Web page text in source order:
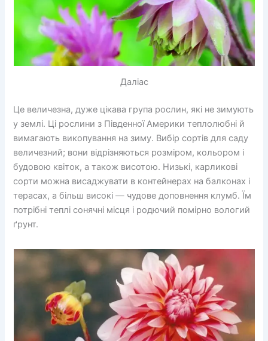
Даліас
Це величезна, дуже цікава група рослин, які не зимують
у землі. Ці рослини з Південної Америки теплолюбні й
вимагають викопування на зиму. Вибір сортів для саду
величезний; вони відрізняються розміром, кольором і
будовою квіток, а також висотою. Низькі, карликові
сорти можна висаджувати в контейнерах на балконах і
терасах, а більш високі — чудове доповнення клумб. Їм
потрібні теплі сонячні місця і родючий помірно вологий
ґрунт.